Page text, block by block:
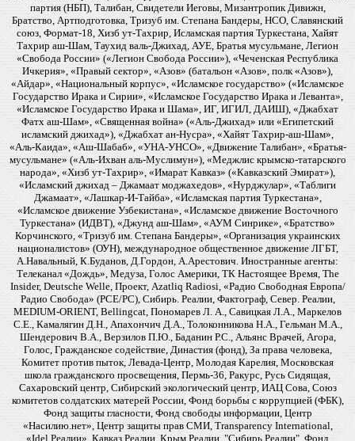
партия (НБП), Талибан, Свидетели Иеговы, Мизантропик Дивижн,
Братство, Артподготовка, Тризуб им. Степана Бандеры, НСО, Славянский
союз, Формат-18, Хизб ут-Тахрир, Исламская партия Туркестана, Хайят
Тахрир аш-Шам, Таухид валь-Джихад, АУЕ, Братья мусульмане, Легион
«Свобода России» («Легион Свобода России»), «Чеченская Республика
Ичкерия», «Правый сектор», «Азов» (батальон «Азов», полк «Азов»),
«Айдар», «Национальный корпус», «Исламское государство» («Исламское
Государство Ирака и Сирии», «Исламское Государство Ирака и Леванта»,
«Исламское Государство Ирака и Шама», ИГ, ИГИЛ, ДАИШ), «Джабхат
Фатх аш-Шам», «Священная война» («Аль-Джихад» или «Египетский
исламский джихад»), «Джабхат ан-Нусра», «Хайят Тахрир-аш-Шам»,
«Аль-Каида», «Аш-Шабаб», «УНА-УНСО», «Движение Талибан», «Братья-
мусульмане» («Аль-Ихван аль-Муслимун»), «Меджлис крымско-татарского
народа», «Хизб ут-Тахрир», «Имарат Кавказ» («Кавказский Эмират»),
«Исламский джихад – Джамаат моджахедов», «Нурджулар», «Таблиги
Джамаат», «Лашкар-И-Тайба», «Исламская партия Туркестана»,
«Исламское движение Узбекистана», «Исламское движение Восточного
Туркестана» (ИДВТ), «Джунд аш-Шам», «АУМ Синрике», «Братство»
Корчинского, «Тризуб им. Степана Бандеры», «Организация украинских
националистов» (ОУН), международное общественное движение ЛГБТ,
А.Навальный, К.Буданов, Д.Гордон, А.Арестович. Иностранные агенты:
Телеканал «Дождь», Медуза, Голос Америки, ТК Настоящее Время, The
Insider, Deutsche Welle, Проект, Azatliq Radiosi, «Радио Свободная Европа/
Радио Свобода» (PCE/PC), Сибирь. Реалии, Фактограф, Север. Реалии,
MEDIUM-ORIENT, Bellingcat, Пономарев Л. А., Савицкая Л.А., Маркелов
С.Е., Камалягин Д.Н., Апахончич Д.А., Толоконникова Н.А., Гельман М.А.,
Шендерович В.А., Верзилов П.Ю., Баданин Р.С., Альянс Врачей, Агора,
Голос, Гражданское содействие, Династия (фонд), За права человека,
Комитет против пыток, Левада-Центр, Молодая Карелия, Московская
школа гражданского просвещения, Пермь-36, Ракурс, Русь Сидящая,
Сахаровский центр, Сибирский экологический центр, ИАЦ Сова, Союз
комитетов солдатских матерей России, Фонд борьбы с коррупцией (ФБК),
Фонд защиты гласности, Фонд свободы информации, Центр
«Насилию.нет», Центр защиты прав СМИ, Transparency International,
«Idel.Реалии», Кавказ.Реалии, Крым.Реалии, "Сибирь.Реалии", Фонд